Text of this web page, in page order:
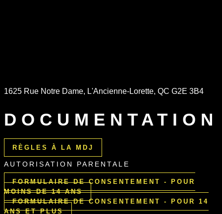
1625 Rue Notre Dame, L'Ancienne-Lorette, QC G2E 3B4
DOCUMENTATION
RÈGLES À LA MDJ
AUTORISATION PARENTALE
FORMULAIRE DE CONSENTEMENT - POUR
MOINS DE 14 ANS
FORMULAIRE DE CONSENTEMENT - POUR 14
ANS ET PLUS